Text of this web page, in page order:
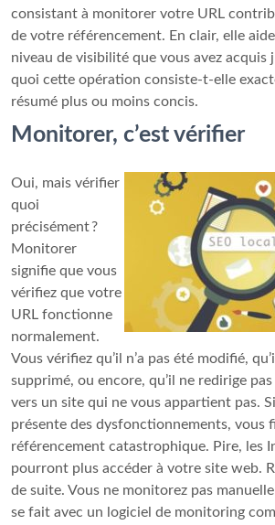
consistant à monitorer votre URL
de votre référencement. En clair, elle
niveau de visibilité que vous avez acquis
quoi cette opération consiste-t-elle
résumé plus ou moins concis.
Monitorer, c’est vérifier
Oui, mais vérifier
quoi
précisément ?
Monitorer
signifie que vous
vérifiez que votre
URL fonctionne
normalement.
Vous vérifiez qu’il n’a pas été modifié,
supprimé, ou encore, qu’il ne redirige
vers un site qui ne vous appartient pas.
présente des dysfonctionnements, vous
référencement catastrophique. Pire, les
pourront plus accéder à votre site web.
de suite. Vous ne monitorez pas
se fait avec un logiciel de monitoring